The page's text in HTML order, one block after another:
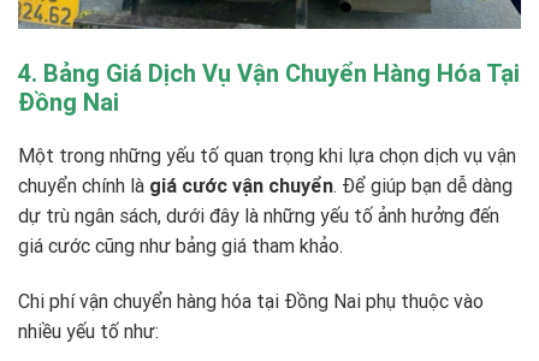
4. Bảng Giá Dịch Vụ Vận Chuyển Hàng Hóa Tại
Đồng Nai
Một trong những yếu tố quan trọng khi lựa chọn dịch vụ vận
chuyển chính là giá cước vận chuyển. Để giúp bạn dễ dàng
dự trù ngân sách, dưới đây là những yếu tố ảnh hưởng đến
giá cước cũng như bảng giá tham khảo.
Chi phí vận chuyển hàng hóa tại Đồng Nai phụ thuộc vào
nhiều yếu tố như: